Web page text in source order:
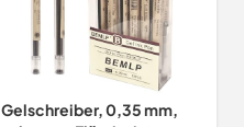
Gelschreiber, 0,35 mm,